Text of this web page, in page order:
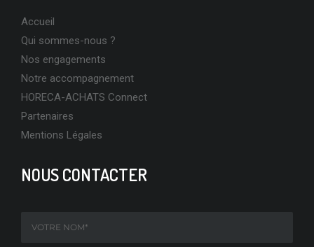
Accueil
Qui sommes-nous ?
Nos engagements
Notre accompagnement
HORECA-ACHATS Connect
Partenaires
Mentions Légales
NOUS CONTACTER